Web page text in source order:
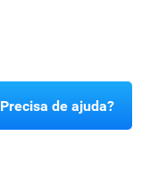
Precisa de ajuda?